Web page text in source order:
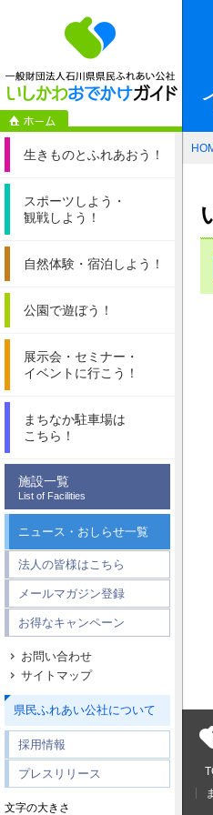
生きものとふれあおう！
スポーツしよう・
観戦しよう！
自然体験・ 宿泊しよう！
公園で遊ぼう！
展示会・セミナー・
イベントに行こう！
まちなか駐車場は
こちら！
施設一覧
List of Facilities
ニュース・おしらせ一覧
法人の皆様はこちら
メールマガジン登録
お得なキャンペーン
お問い合わせ
サイトマップ
県民ふれあい公社について
採用情報
プレスリリース
文字の大きさ